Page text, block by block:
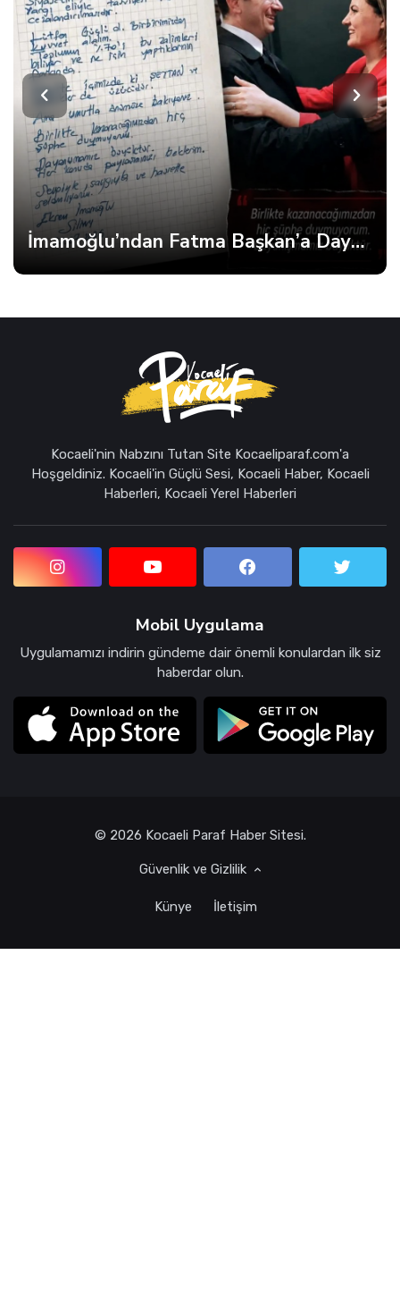
İmamoğlu’ndan Fatma Başkan’a Dayanışma Mektubu
Kocaeli'nin Nabzını Tutan Site Kocaeliparaf.com'a
Hoşgeldiniz. Kocaeli'in Güçlü Sesi, Kocaeli Haber, Kocaeli
Haberleri, Kocaeli Yerel Haberleri
Mobil Uygulama
Uygulamamızı indirin gündeme dair önemli konulardan ilk siz
haberdar olun.
© 2026 Kocaeli Paraf Haber Sitesi.
Güvenlik ve Gizlilik
Künye İletişim